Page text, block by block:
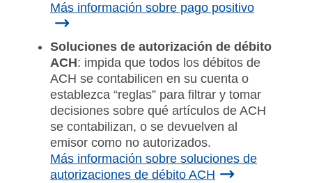
Más información sobre pago positivo
Soluciones de autorización de débito
ACH: impida que todos los débitos de
ACH se contabilicen en su cuenta o
establezca “reglas” para filtrar y tomar
decisiones sobre qué artículos de ACH
se contabilizan, o se devuelven al
emisor como no autorizados.
Más información sobre soluciones de
autorizaciones de débito ACH